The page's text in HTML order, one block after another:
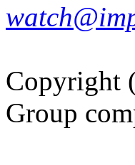
Copyright
Group